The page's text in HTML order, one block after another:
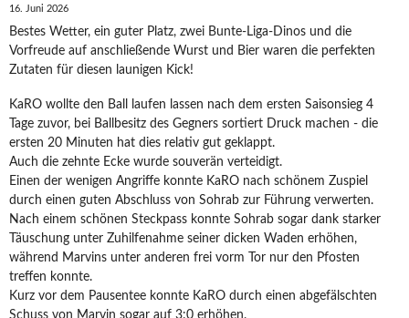
16. Juni 2026
Bestes Wetter, ein guter Platz, zwei Bunte-Liga-Dinos und die
Vorfreude auf anschließende Wurst und Bier waren die perfekten
Zutaten für diesen launigen Kick!
KaRO wollte den Ball laufen lassen nach dem ersten Saisonsieg 4
Tage zuvor, bei Ballbesitz des Gegners sortiert Druck machen - die
ersten 20 Minuten hat dies relativ gut geklappt.
Auch die zehnte Ecke wurde souverän verteidigt.
Einen der wenigen Angriffe konnte KaRO nach schönem Zuspiel
durch einen guten Abschluss von Sohrab zur Führung verwerten.
Nach einem schönen Steckpass konnte Sohrab sogar dank starker
Täuschung unter Zuhilfenahme seiner dicken Waden erhöhen,
während Marvins unter anderen frei vorm Tor nur den Pfosten
treffen konnte.
Kurz vor dem Pausentee konnte KaRO durch einen abgefälschten
Schuss von Marvin sogar auf 3:0 erhöhen.